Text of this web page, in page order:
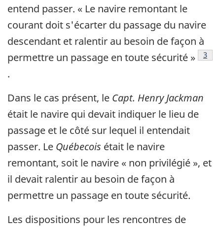
entend passer. « Le navire remontant le
courant doit s'écarter du passage du navire
descendant et ralentir au besoin de façon à
permettre un passage en toute sécurité »
Note
3
.
Dans le cas présent, le Capt. Henry Jackman
était le navire qui devait indiquer le lieu de
passage et le côté sur lequel il entendait
passer. Le Québecois était le navire
remontant, soit le navire « non privilégié », et
il devait ralentir au besoin de façon à
permettre un passage en toute sécurité.
Les dispositions pour les rencontres de